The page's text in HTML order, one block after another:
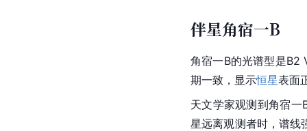
伴星角宿一B
角宿一B的光谱型是B2
期一致，显示恒星表面
天文学家观测到角宿
星远离观测者时，谱线